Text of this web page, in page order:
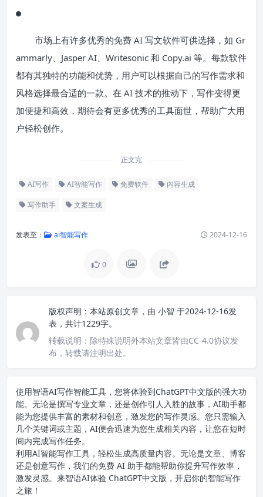
市场上有许多优秀的免费 AI 写文软件可供选择，如 Gr
ammarly、Jasper AI、Writesonic 和 Copy.ai 等。每款软件
都有其独特的功能和优势，用户可以根据自己的写作需求和
风格选择最合适的一款。在 AI 技术的推动下，写作变得更
加便捷和高效，期待会有更多优秀的工具面世，帮助广大用
户轻松创作。
正文完
AI写作 AI智能写作 免费软件 内容生成
写作助手 文案生成
发表至： ai智能写作 2024-12-16
0
版权声明： 本站原创文章，由 小智 于2024-12-16发
表，共计1229字。
转载说明： 除特殊说明外本站文章皆由CC-4.0协议发
布，转载请注明出处。
使用智语AI写作智能工具，您将体验到ChatGPT中文版的强大功
能。无论是撰写专业文章，还是创作引人入胜的故事，AI助手都
能为您提供丰富的素材和创意，激发您的写作灵感。您只需输入
几个关键词或主题，AI便会迅速为您生成相关内容，让您在短时
间内完成写作任务。
利用AI智能写作工具，轻松生成高质量内容。无论是文章、博客
还是创意写作，我们的免费 AI 助手都能帮助你提升写作效率，
激发灵感。来智语AI体验 ChatGPT中文版 ，开启你的智能写作
之旅！